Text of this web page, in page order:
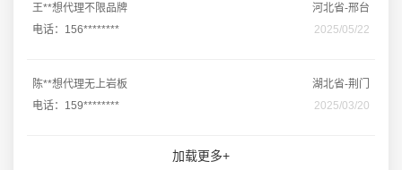
王**想代理不限品牌
河北省-邢台
电话：156********
2025/05/22
陈**想代理无上岩板
湖北省-荆门
电话：159********
2025/03/20
加载更多+